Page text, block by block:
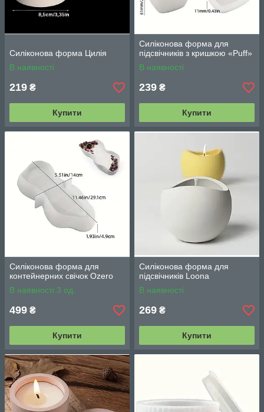
Силіконова форма Цилія
В наявності
219 ₴
Купити
Силіконова форма для
підсвічників з кришкою «Puff»
В наявності
239 ₴
Купити
Силіконова форма для
контейнерних свічок Ozero
В наявності 3 од.
499 ₴
Купити
Силіконова форма для
підсвічників Loona
В наявності
269 ₴
Купити